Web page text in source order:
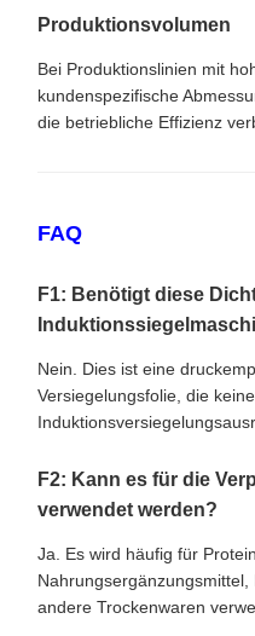
Produktionsvolumen
Bei Produktionslinien mit
kundenspezifische
die betriebliche Effizienz
FAQ
F1: Benötigt diese
Nein. Dies ist eine
Versiegelungsfolie, die keine
F2: Kann es für die
verwendet werden?
Ja. Es wird häufig für
andere Trockenwaren